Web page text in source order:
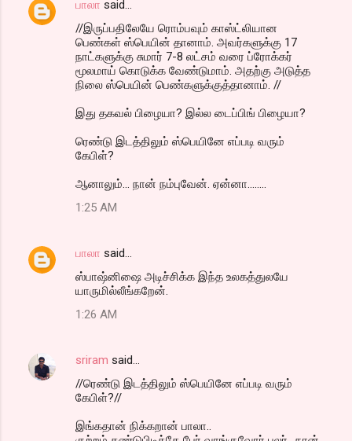
பாலா said…
//இருப்பதிலேயே ரொம்பவும் காஸ்ட்லியான
பெண்கள் ஸ்பெயின் தானாம். அவர்களுக்கு 17
நாட்களுக்கு சுமார் 7-8 லட்சம் வரை ப்ரோக்கர்
மூலமாய் கொடுக்க வேண்டுமாம். அதற்கு அடுத்த
நிலை ஸ்பெயின் பெண்களுக்குத்தானாம். //
இது தகவல் பிழையா? இல்ல டைப்பிங் பிழையா?
ரெண்டு இடத்திலும் ஸ்பெயினே எப்படி வரும்
கேபிள்?
ஆனாலும்... நான் நம்புவேன். ஏன்னா........
1:25 AM
பாலா said…
ஸ்பாஷ்னிஷை அடிச்சிக்க இந்த உலகத்துலயே
யாருமில்லீங்கறேன்.
1:26 AM
sriram said…
//ரெண்டு இடத்திலும் ஸ்பெயினே எப்படி வரும்
கேபிள்?//
இங்கதான் நிக்கறான் பாலா..